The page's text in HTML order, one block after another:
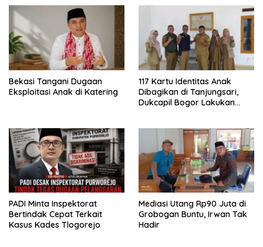
Bekasi Tangani Dugaan
Eksploitasi Anak di Katering
117 Kartu Identitas Anak
Dibagikan di Tanjungsari,
Dukcapil Bogor Lakukan
PADI Minta Inspektorat
Bertindak Cepat Terkait
Kasus Kades Tlogorejo
Mediasi Utang Rp90 Juta di
Grobogan Buntu, Irwan Tak
Hadir